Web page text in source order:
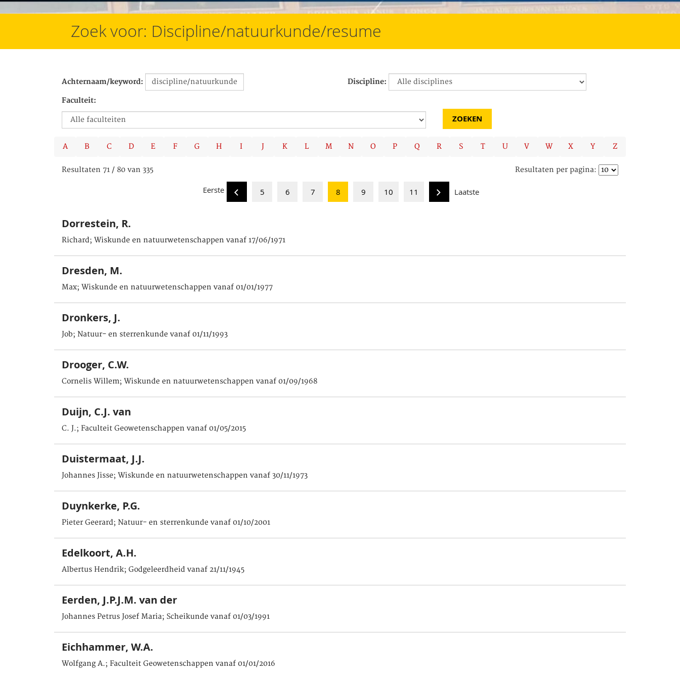
Zoek voor: Discipline/natuurkunde/resume
Achternaam/keyword: Discipline:
Faculteit:
A B C D E F G H I J K L M N O P Q R S T U V W X Y Z
Resultaten 71 / 80 van 335 Resultaten per pagina:
Eerste 5 6 7 8 9 10 11 Laatste
Dorrestein, R.
Richard; Wiskunde en natuurwetenschappen vanaf 17/06/1971
Dresden, M.
Max; Wiskunde en natuurwetenschappen vanaf 01/01/1977
Dronkers, J.
Job; Natuur- en sterrenkunde vanaf 01/11/1993
Drooger, C.W.
Cornelis Willem; Wiskunde en natuurwetenschappen vanaf 01/09/1968
Duijn, C.J. van
C. J.; Faculteit Geowetenschappen vanaf 01/05/2015
Duistermaat, J.J.
Johannes Jisse; Wiskunde en natuurwetenschappen vanaf 30/11/1973
Duynkerke, P.G.
Pieter Geerard; Natuur- en sterrenkunde vanaf 01/10/2001
Edelkoort, A.H.
Albertus Hendrik; Godgeleerdheid vanaf 21/11/1945
Eerden, J.P.J.M. van der
Johannes Petrus Josef Maria; Scheikunde vanaf 01/03/1991
Eichhammer, W.A.
Wolfgang A.; Faculteit Geowetenschappen vanaf 01/01/2016